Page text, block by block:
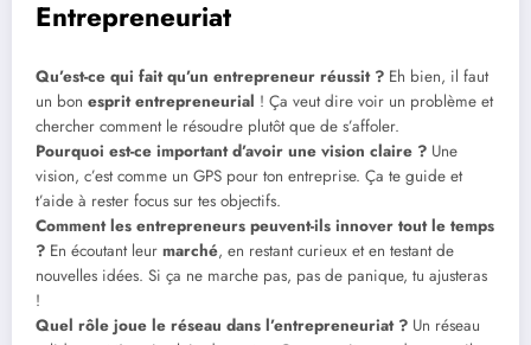
Entrepreneuriat
Qu’est-ce qui fait qu’un entrepreneur réussit ? Eh bien, il faut
un bon esprit entrepreneurial ! Ça veut dire voir un problème et
chercher comment le résoudre plutôt que de s’affoler.
Pourquoi est-ce important d’avoir une vision claire ? Une
vision, c’est comme un GPS pour ton entreprise. Ça te guide et
t’aide à rester focus sur tes objectifs.
Comment les entrepreneurs peuvent-ils innover tout le temps
? En écoutant leur marché, en restant curieux et en testant de
nouvelles idées. Si ça ne marche pas, pas de panique, tu ajusteras
!
Quel rôle joue le réseau dans l’entrepreneuriat ? Un réseau